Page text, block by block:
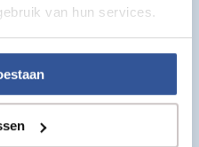
van hun services.
oppervlakte en
voor een nette en